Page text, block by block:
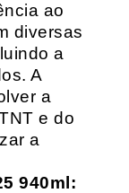
ao
diversas
a
A
a
e do
a
940ml: